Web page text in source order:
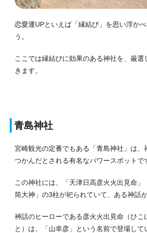
恋愛運UPといえば「縁結び」を思い浮か
う。
ここでは縁結びに効果のある神社を、厳選
きます。
青島神社
宮崎観光の定番でもある「青島神社」は、
つかんだとされる有名なパワースポットで
この神社には、「天津日高彦火火出見命」
筒大神」の3柱が祀られていて、ある神話
神話のヒーローである彦火火出見命（ひこ
と）は、「山幸彦」という名前で登場して